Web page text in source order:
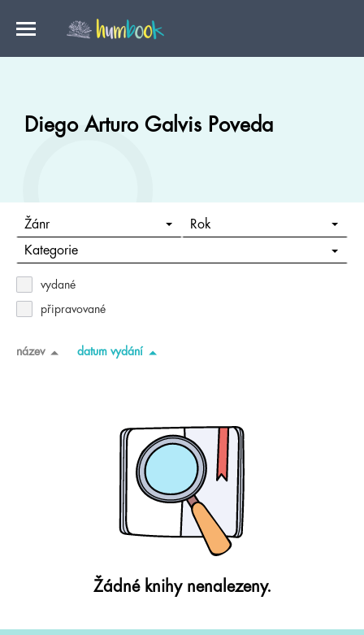
Diego Arturo Galvis Poveda
Žánr Rok
Kategorie
vydané
připravované
název datum vydání
Žádné knihy nenalezeny.